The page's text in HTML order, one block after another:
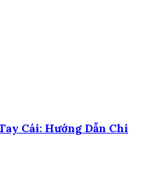
Cái: Hướng Dẫn Chi